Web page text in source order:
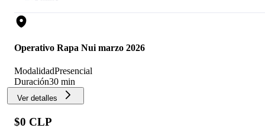
Operativo Rapa Nui marzo 2026
ModalidadPresencial
Duración30 min
Ver detalles
$0 CLP